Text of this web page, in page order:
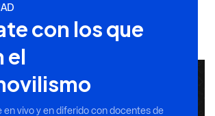
con los que
el
en vivo y en diferido con docentes de